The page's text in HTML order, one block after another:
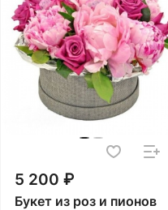
5 200 ₽
Букет из роз и пионов